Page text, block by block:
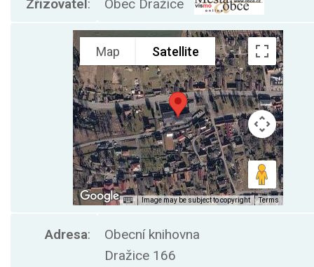
Zřizovatel: Obec Dražice
Adresa:
Obecní knihovna
Dražice 166